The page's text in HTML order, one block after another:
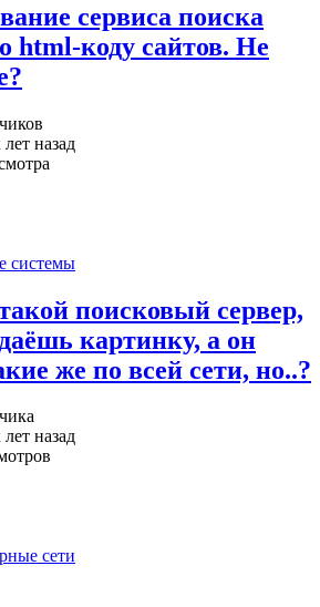
сервиса поиска
html-коду сайтов. Не
лет назад
системы
поисковый сервер,
картинку, а он
же по всей сети, но..?
лет назад
сети